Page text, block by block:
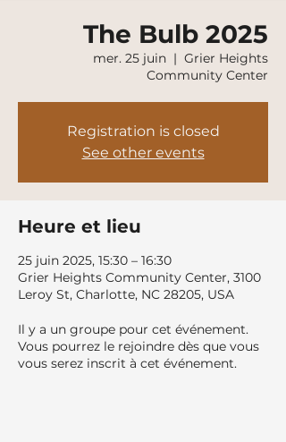
The Bulb 2025
mer. 25 juin
  |
Grier Heights
Community Center
Registration is closed
See other events
Heure et lieu
25 juin 2025, 15:30 – 16:30
Grier Heights Community Center, 3100
Leroy St, Charlotte, NC 28205, USA
Il y a un groupe pour cet événement.
Vous pourrez le rejoindre dès que vous
vous serez inscrit à cet événement.